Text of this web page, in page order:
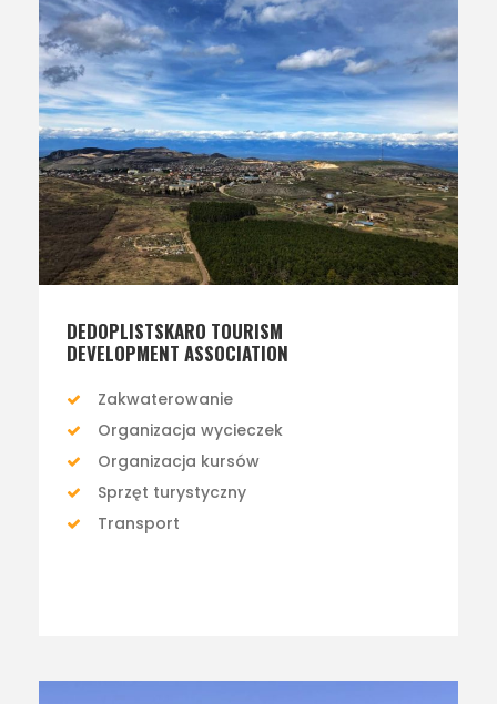
DEDOPLISTSKARO TOURISM
DEVELOPMENT ASSOCIATION
Zakwaterowanie
Organizacja wycieczek
Organizacja kursów
Sprzęt turystyczny
Transport